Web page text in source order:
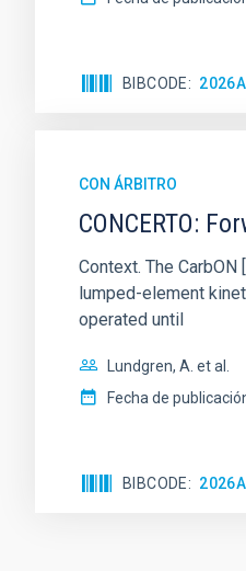
BIBCODE
CON ÁRBITRO
CONCERTO:
Context. The
lumped-element
operated until
Lundgren, A. et al.
Fecha de
BIBCODE